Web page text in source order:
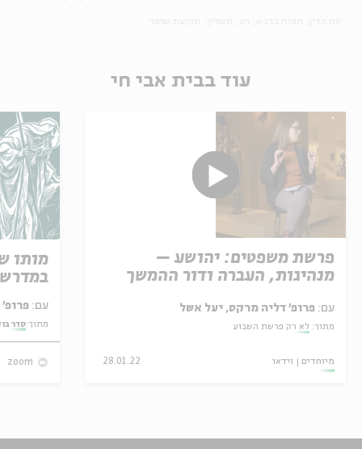
עוד בבית אבי חי
פרשת משפטים: יהושע –
מנהיגות, העברה ודור ההמשך
עם: פרופ' דליה מרקס, יעל אשל
מתוך: לא רק פרשת השבוע
מיוחדים וידאו 28.01.22
מותו
עם: פרופ' אביגדור שנאן
מתוך:סדר
zoom